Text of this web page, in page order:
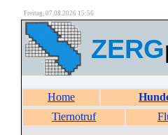
Freitag, 07.08.2026 15:56
ZERG
Home
Tiernotruf